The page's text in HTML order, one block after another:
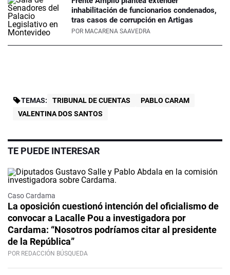
inhabilitación de funcionarios condenados,
tras casos de corrupción en Artigas
POR MACARENA SAAVEDRA
TEMAS: TRIBUNAL DE CUENTAS
PABLO CARAM
VALENTINA DOS SANTOS
TE PUEDE INTERESAR
Caso Cardama
La oposición cuestionó intención del oficialismo de
convocar a Lacalle Pou a investigadora por
Cardama: “Nosotros podríamos citar al presidente
de la República”
POR REDACCIÓN BÚSQUEDA
Video